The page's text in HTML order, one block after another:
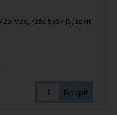
Max, ráže 8x57 JS, závit